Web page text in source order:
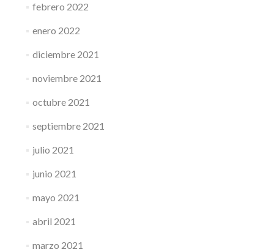
febrero 2022
enero 2022
diciembre 2021
noviembre 2021
octubre 2021
septiembre 2021
julio 2021
junio 2021
mayo 2021
abril 2021
marzo 2021